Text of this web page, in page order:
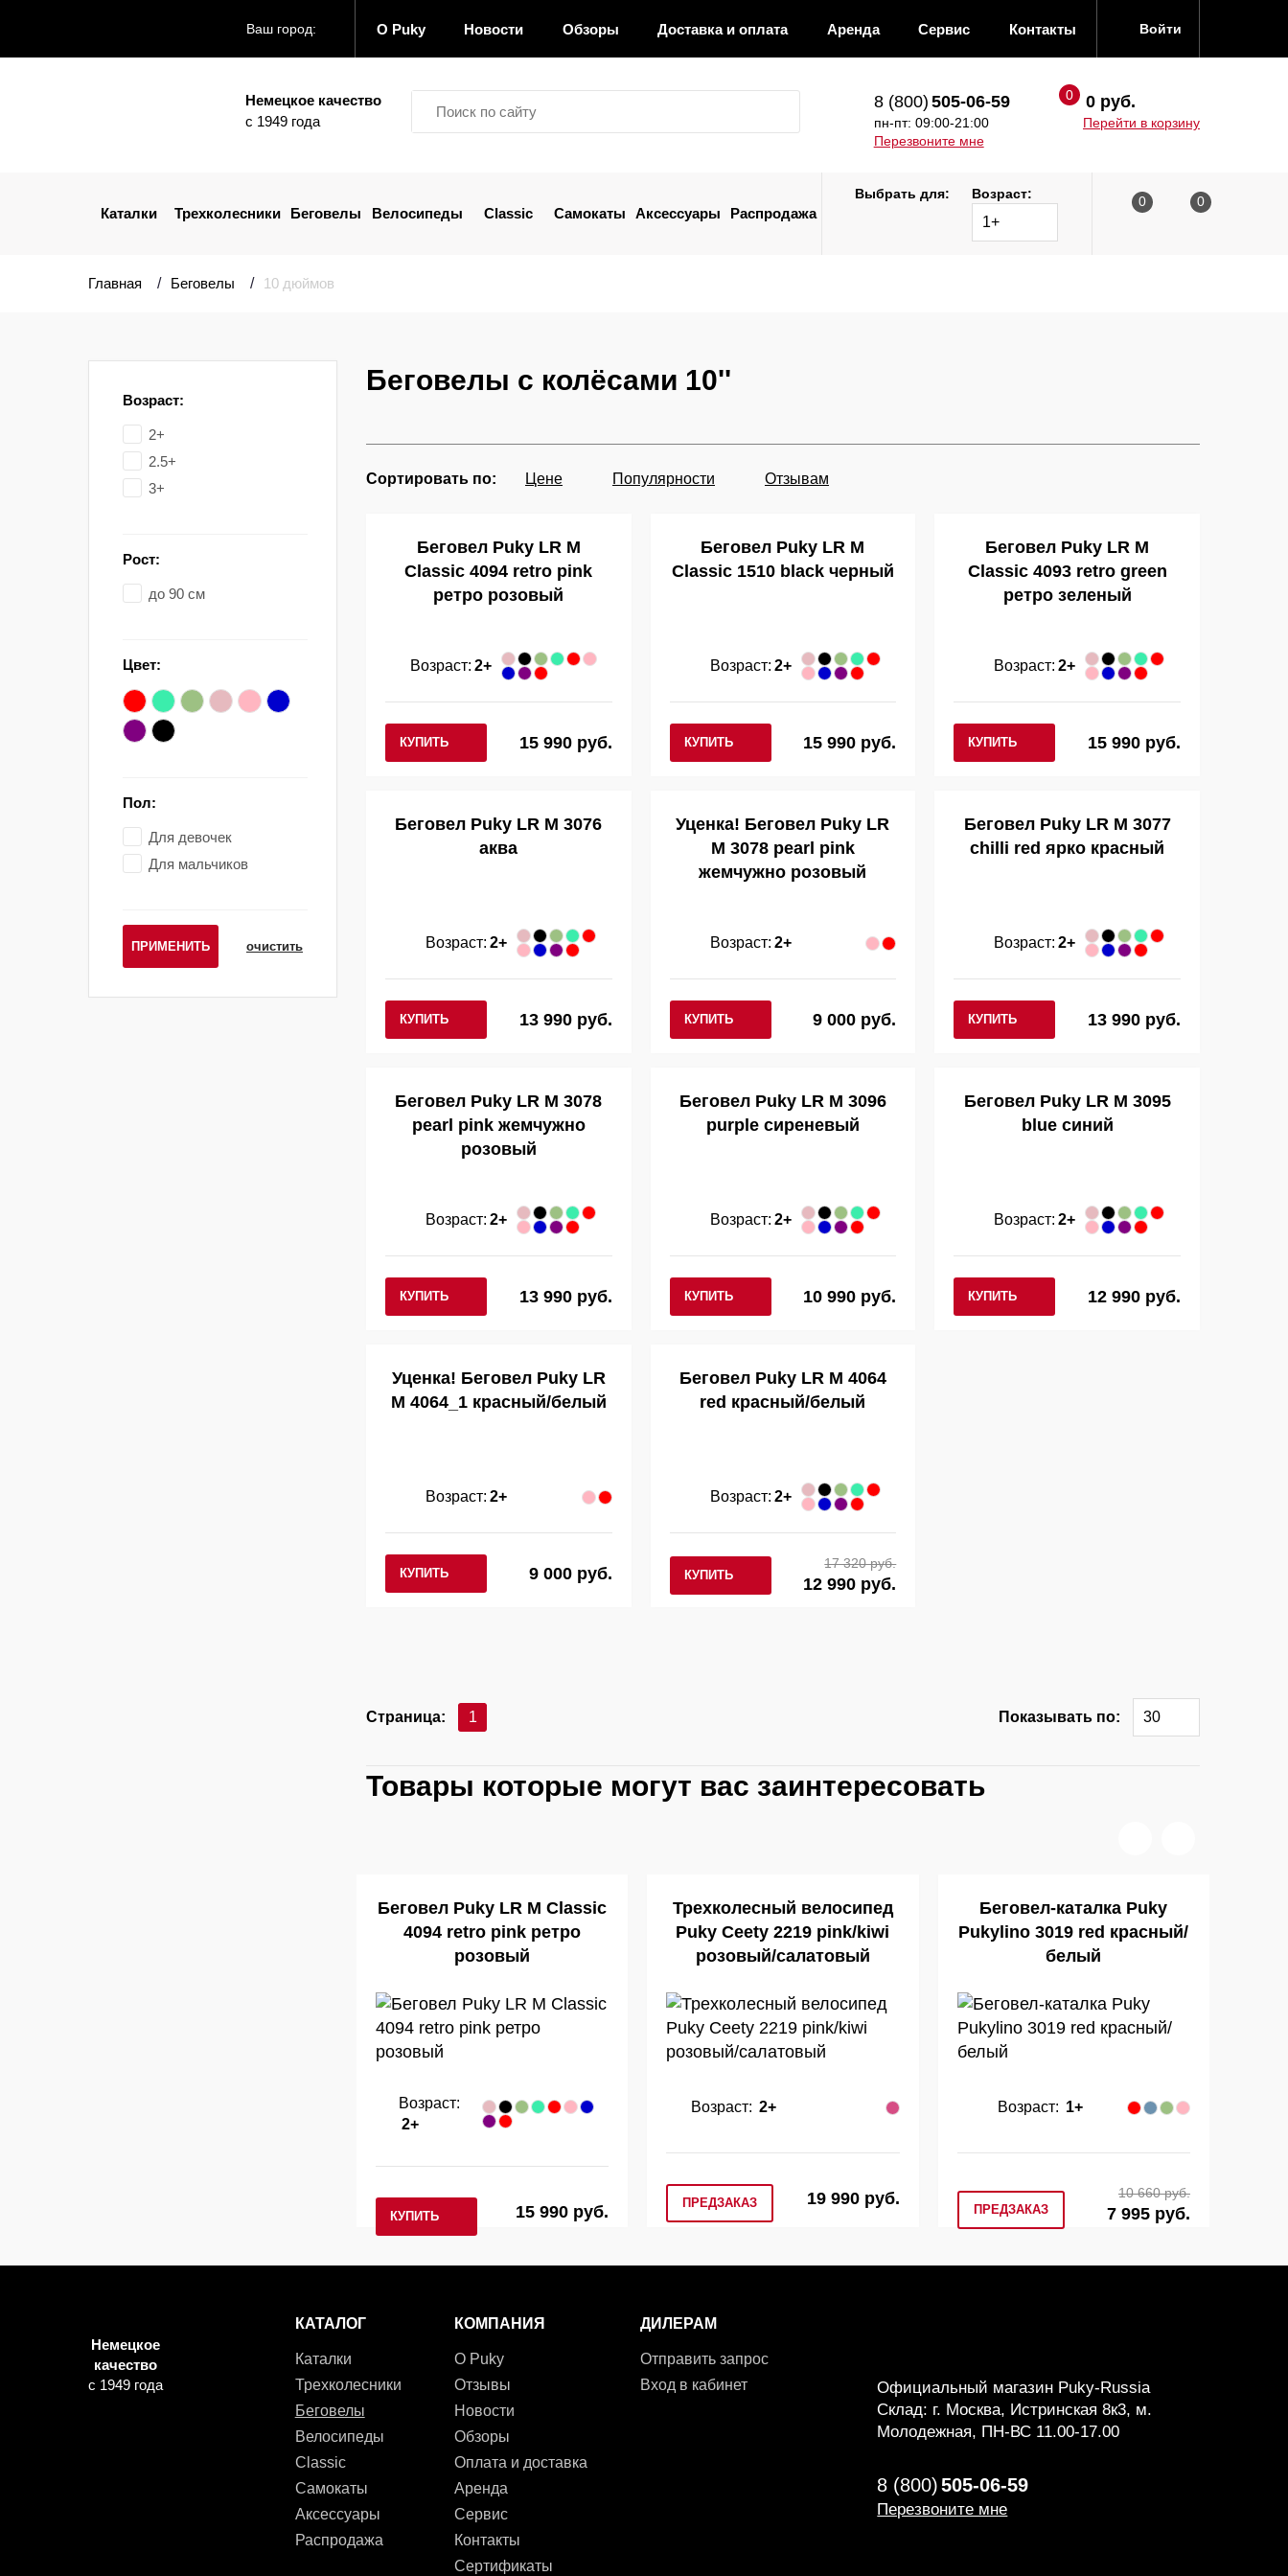
Ваш город: О Puky Новости Обзоры Доставка и оплата Аренда Сервис Контакты Войти
Немецкое качество
с 1949 года
8 (800) 505-06-59
пн-пт: 09:00-21:00
Перезвоните мне
0 руб.
Перейти в корзину
Каталки Трехколесники Беговелы Велосипеды Classic Самокаты Аксессуары Распродажа
Выбрать для: Возраст:
1+
Главная Беговелы 10 дюймов
Возраст:
2+
2.5+
3+
Рост:
до 90 см
Цвет:
Пол:
Для девочек
Для мальчиков
ПРИМЕНИТЬ очистить
Беговелы с колёсами 10''
Сортировать по: Цене Популярности Отзывам
Беговел Puky LR M
Classic 4094 retro pink
ретро розовый
Возраст: 2+
КУПИТЬ 15 990 руб.
Беговел Puky LR M
Classic 1510 black черный
Возраст: 2+
КУПИТЬ 15 990 руб.
Беговел Puky LR M
Classic 4093 retro green
ретро зеленый
Возраст: 2+
КУПИТЬ 15 990 руб.
Беговел Puky LR M 3076
аква
Возраст: 2+
КУПИТЬ 13 990 руб.
Уценка! Беговел Puky LR
M 3078 pearl pink
жемчужно розовый
Возраст: 2+
КУПИТЬ 9 000 руб.
Беговел Puky LR M 3077
chilli red ярко красный
Возраст: 2+
КУПИТЬ 13 990 руб.
Беговел Puky LR M 3078
pearl pink жемчужно
розовый
Возраст: 2+
КУПИТЬ 13 990 руб.
Беговел Puky LR M 3096
purple сиреневый
Возраст: 2+
КУПИТЬ 10 990 руб.
Беговел Puky LR M 3095
blue синий
Возраст: 2+
КУПИТЬ 12 990 руб.
Уценка! Беговел Puky LR
M 4064_1 красный/белый
Возраст: 2+
КУПИТЬ 9 000 руб.
Беговел Puky LR M 4064
red красный/белый
Возраст: 2+
КУПИТЬ
17 320 руб.
12 990 руб.
Страница: 1 Показывать по: 30
Товары которые могут вас заинтересовать
Беговел Puky LR M Classic
4094 retro pink ретро
розовый
Возраст:
2+
КУПИТЬ 15 990 руб.
Трехколесный велосипед
Puky Ceety 2219 pink/kiwi
розовый/салатовый
Возраст: 2+
ПРЕДЗАКАЗ 19 990 руб.
Беговел-каталка Puky
Pukylino 3019 red красный/
белый
Возраст: 1+
ПРЕДЗАКАЗ
10 660 руб.
7 995 руб.
Немецкое
качество
с 1949 года
КАТАЛОГ
Каталки
Трехколесники
Беговелы
Велосипеды
Classic
Самокаты
Аксессуары
Распродажа
КОМПАНИЯ
О Puky
Отзывы
Новости
Обзоры
Оплата и доставка
Аренда
Сервис
Контакты
Сертификаты
ДИЛЕРАМ
Отправить запрос
Вход в кабинет
Официальный магазин Puky-Russia
Склад: г. Москва, Истринская 8к3, м.
Молодежная, ПН-ВС 11.00-17.00
8 (800)505-06-59
Перезвоните мне